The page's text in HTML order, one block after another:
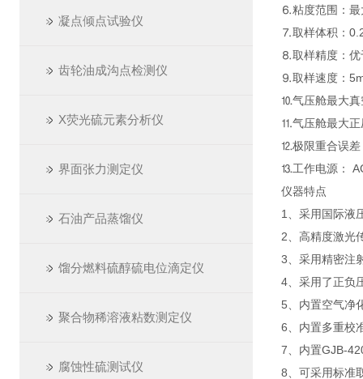
凝点倾点试验仪
齿轮油成沟点检测仪
X荧光硫元素分析仪
界面张力测定仪
石油产品蒸馏仪
馏分燃料硫醇硫电位滴定仪
聚合物稀溶液粘数测定仪
腐蚀性硫测试仪
⒍粘度范围：
⒎取样体
⒏取样精度：优
⒐取样速度：
⒑气压舱最大真
⒒气压舱
⒓极限重合误
⒔工作电源：
仪器特点
1、采用国际液
2、高精度激光
3、采用精密注
4、采用了正负
5、内置空气净
6、内置多重校
7、内置GJB-
8、可采用标准